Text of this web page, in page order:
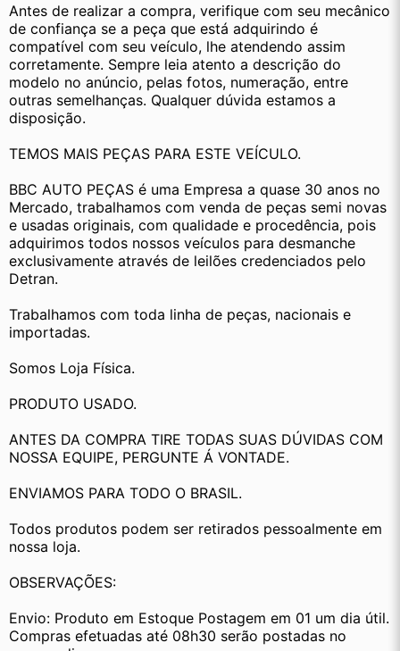
Antes de realizar a compra, verifique com seu mecânico
de confiança se a peça que está adquirindo é
compatível com seu veículo, lhe atendendo assim
corretamente. Sempre leia atento a descrição do
modelo no anúncio, pelas fotos, numeração, entre
outras semelhanças. Qualquer dúvida estamos a
disposição.
TEMOS MAIS PEÇAS PARA ESTE VEÍCULO.
BBC AUTO PEÇAS é uma Empresa a quase 30 anos no
Mercado, trabalhamos com venda de peças semi novas
e usadas originais, com qualidade e procedência, pois
adquirimos todos nossos veículos para desmanche
exclusivamente através de leilões credenciados pelo
Detran.
Trabalhamos com toda linha de peças, nacionais e
importadas.
Somos Loja Física.
PRODUTO USADO.
ANTES DA COMPRA TIRE TODAS SUAS DÚVIDAS COM
NOSSA EQUIPE, PERGUNTE Á VONTADE.
ENVIAMOS PARA TODO O BRASIL.
Todos produtos podem ser retirados pessoalmente em
nossa loja.
OBSERVAÇÕES:
Envio: Produto em Estoque Postagem em 01 um dia útil.
Compras efetuadas até 08h30 serão postadas no